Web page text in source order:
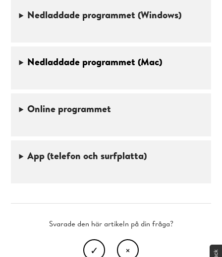
Nedladdade programmet (Windows)
Nedladdade programmet (Mac)
Online programmet
App (telefon och surfplatta)
Svarade den här artikeln på din fråga?